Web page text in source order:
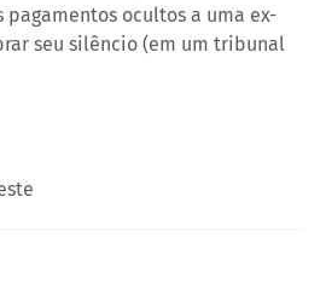
pagamentos ocultos a uma ex-
seu silêncio (em um tribunal